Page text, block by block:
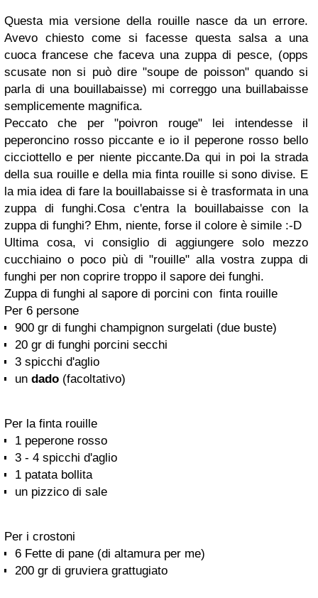
Questa mia versione della rouille nasce da un errore.
Avevo chiesto come si facesse questa salsa a una
cuoca francese che faceva una zuppa di pesce, (opps
scusate non si può dire "soupe de poisson" quando si
parla di una bouillabaisse) mi correggo una buillabaisse
semplicemente magnifica.
Peccato che per "poivron rouge" lei intendesse il
peperoncino rosso piccante e io il peperone rosso bello
cicciottello e per niente piccante.Da qui in poi la strada
della sua rouille e della mia finta rouille si sono divise. E
la mia idea di fare la bouillabaisse si è trasformata in una
zuppa di funghi.Cosa c'entra la bouillabaisse con la
zuppa di funghi? Ehm, niente, forse il colore è simile :-D
Ultima cosa, vi consiglio di aggiungere solo mezzo
cucchiaino o poco più di "rouille" alla vostra zuppa di
funghi per non coprire troppo il sapore dei funghi.
Zuppa di funghi al sapore di porcini con finta rouille
Per 6 persone
900 gr di funghi champignon surgelati (due buste)
20 gr di funghi porcini secchi
3 spicchi d'aglio
un dado (facoltativo)
Per la finta rouille
1 peperone rosso
3 - 4 spicchi d'aglio
1 patata bollita
un pizzico di sale
Per i crostoni
6 Fette di pane (di altamura per me)
200 gr di gruviera grattugiato